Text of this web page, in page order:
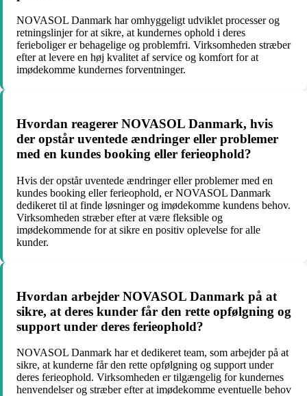
NOVASOL Danmark har omhyggeligt udviklet processer og
retningslinjer for at sikre, at kundernes ophold i deres
ferieboliger er behagelige og problemfri. Virksomheden stræber
efter at levere en høj kvalitet af service og komfort for at
imødekomme kundernes forventninger.
Hvordan reagerer NOVASOL Danmark, hvis
der opstår uventede ændringer eller problemer
med en kundes booking eller ferieophold?
Hvis der opstår uventede ændringer eller problemer med en
kundes booking eller ferieophold, er NOVASOL Danmark
dedikeret til at finde løsninger og imødekomme kundens behov.
Virksomheden stræber efter at være fleksible og
imødekommende for at sikre en positiv oplevelse for alle
kunder.
Hvordan arbejder NOVASOL Danmark på at
sikre, at deres kunder får den rette opfølgning og
support under deres ferieophold?
NOVASOL Danmark har et dedikeret team, som arbejder på at
sikre, at kunderne får den rette opfølgning og support under
deres ferieophold. Virksomheden er tilgængelig for kundernes
henvendelser og stræber efter at imødekomme eventuelle behov